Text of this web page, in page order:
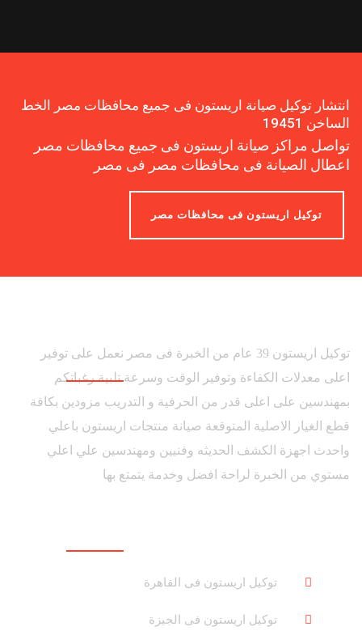
انتشار توكيل صيانة اريستون فى جميع محافظات مصر الخط
الساخن 19451
تواصل مراكز صيانة اريستون فى جميع محافظات مصر
اعطال الصيانة فى محافظات مصر فى مصر
توكيل اريستون فى محافظات مصر
توكيل اريستون 39 عام من الخبرة فى مصر نعمل على توفير
اعلى معدلات الكفاءة وتوفير الوقت وسرعة تلبية رغباتكم
بمهندسين على اعلى قدر من الحرفية و التدريب مزودين بكافة
قطع الغيار الاصلية المتوقعة صيانة منتجات اريستون باعلي
واحدث اجهزة الكشف الحديثه وفنيين ومهندسين علي اعلي
مستوي من الخبرة لراحة افضل وخدمة يتمتع بها
توكيل اريستون فى القاهرة
توكيل اريستون فى الجيزة